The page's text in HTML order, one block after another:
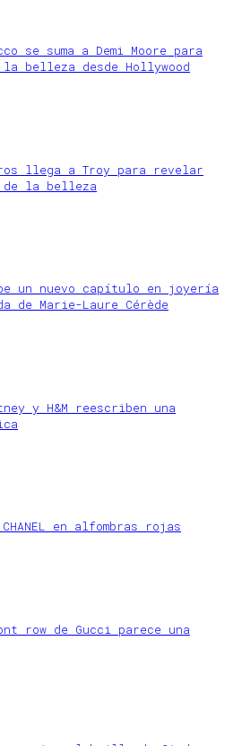
se suma a Demi Moore para
belleza desde Hollywood
llega a Troy para revelar
la belleza
un nuevo capítulo en joyería
de Marie-Laure Cérède
y H&M reescriben una
en alfombras rojas
row de Gucci parece una